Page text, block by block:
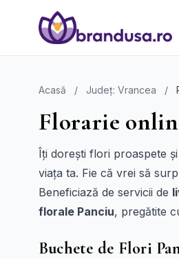
Acasă / Județ: Vrancea /
Florarie
Îți dorești flori proaspete
viața ta. Fie că vrei să
Beneficiază de servicii de
florale Panciu, pregătite
Buchete de Flori